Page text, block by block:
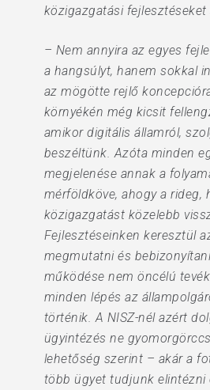
közigazgatási
– Nem annyira az egyes
a hangsúlyt, hanem sokkal
az mögötte rejlő
környékén még kicsit
amikor digitális államról,
beszéltünk. Azóta minden
megjelenése annak a
mérföldköve, ahogy a rideg,
közigazgatást közelebb
Fejlesztéseinken keresztül
megmutatni és
működése nem öncélú
minden lépés az
történik. A NISZ-nél azért
ügyintézés ne
lehetőség szerint – akár a
több ügyet tudjunk elintézni